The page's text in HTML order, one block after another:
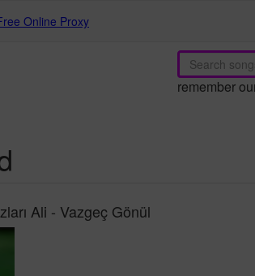
Online Proxy
remember
Ali - Vazgeç Gönül